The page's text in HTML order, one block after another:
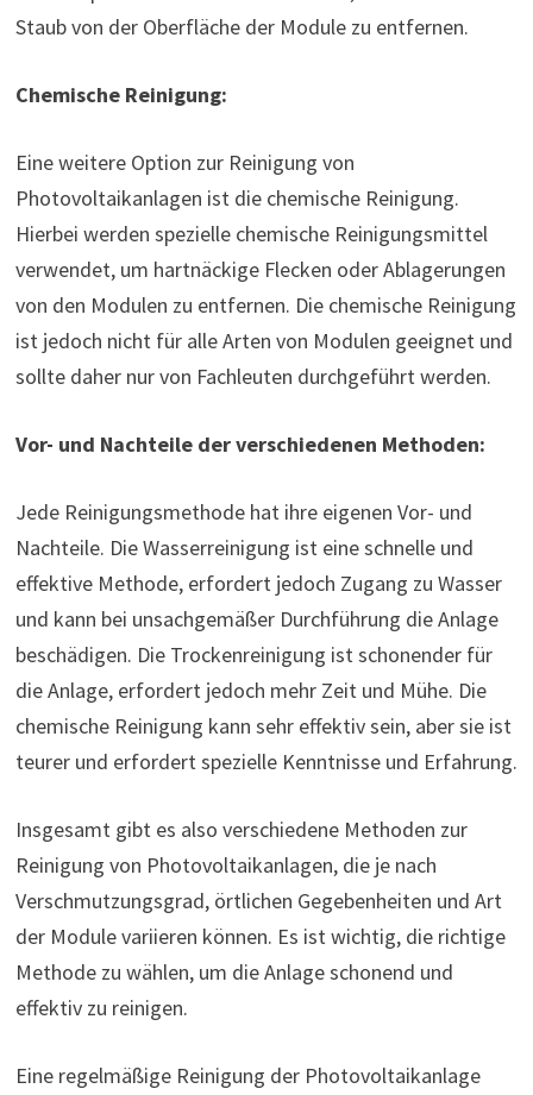
Staub von der Oberfläche der Module zu entfernen.
Chemische Reinigung:
Eine weitere Option zur Reinigung von
Photovoltaikanlagen ist die chemische Reinigung.
Hierbei werden spezielle chemische Reinigungsmittel
verwendet, um hartnäckige Flecken oder Ablagerungen
von den Modulen zu entfernen. Die chemische Reinigung
ist jedoch nicht für alle Arten von Modulen geeignet und
sollte daher nur von Fachleuten durchgeführt werden.
Vor- und Nachteile der verschiedenen Methoden:
Jede Reinigungsmethode hat ihre eigenen Vor- und
Nachteile. Die Wasserreinigung ist eine schnelle und
effektive Methode, erfordert jedoch Zugang zu Wasser
und kann bei unsachgemäßer Durchführung die Anlage
beschädigen. Die Trockenreinigung ist schonender für
die Anlage, erfordert jedoch mehr Zeit und Mühe. Die
chemische Reinigung kann sehr effektiv sein, aber sie ist
teurer und erfordert spezielle Kenntnisse und Erfahrung.
Insgesamt gibt es also verschiedene Methoden zur
Reinigung von Photovoltaikanlagen, die je nach
Verschmutzungsgrad, örtlichen Gegebenheiten und Art
der Module variieren können. Es ist wichtig, die richtige
Methode zu wählen, um die Anlage schonend und
effektiv zu reinigen.
Eine regelmäßige Reinigung der Photovoltaikanlage